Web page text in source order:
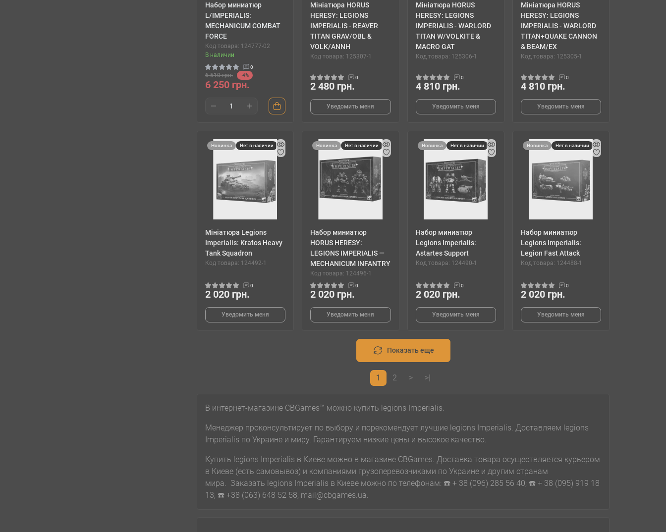
Набор миниатюр
L/IMPERIALIS:
MECHANICUM COMBAT
FORCE
Код товара: 124777-02
В наличии
0
6 510 грн. -4%
6 250 грн.
Мініатюра HORUS
HERESY: LEGIONS
IMPERIALIS - REAVER
TITAN GRAV/OBL &
VOLK/ANNH
Код товара: 125307-1
0
2 480 грн.
Уведомить меня
Мініатюра HORUS
HERESY: LEGIONS
IMPERIALIS - WARLORD
TITAN W/VOLKITE &
MACRO GAT
Код товара: 125306-1
0
4 810 грн.
Уведомить меня
Мініатюра HORUS
HERESY: LEGIONS
IMPERIALIS - WARLORD
TITAN+QUAKE CANNON
& BEAM/EX
Код товара: 125305-1
0
4 810 грн.
Уведомить меня
Новинка Нет в наличии
Мініатюра Legions
Imperialis: Kratos Heavy
Tank Squadron
Код товара: 124492-1
0
2 020 грн.
Уведомить меня
Новинка Нет в наличии
Набор миниатюр
HORUS HERESY:
LEGIONS IMPERIALIS —
MECHANICUM INFANTRY
Код товара: 124496-1
0
2 020 грн.
Уведомить меня
Новинка Нет в наличии
Набор миниатюр
Legions Imperialis:
Astartes Support
Код товара: 124490-1
0
2 020 грн.
Уведомить меня
Новинка Нет в наличии
Набор миниатюр
Legions Imperialis:
Legion Fast Attack
Код товара: 124488-1
0
2 020 грн.
Уведомить меня
Показать еще
1 2 > >|
В интернет-магазине CBGames™ можно купить legions Imperialis.
Менеджер проконсультирует по выбору и порекомендует лучшие legions Imperialis. Доставляем legions
Imperialis по Украине и миру. Гарантируем низкие цены и высокое качество.
Купить legions Imperialis в Киеве можно в магазине CBGames. Доставка товара осуществляется курьером
в Киеве (есть самовывоз) и компаниями грузоперевозчиками по Украине и другим странам
мира. Заказать legions Imperialis в Киеве можно по телефонам: ☎️ + 38 (096) 285 56 40; ☎️ + 38 (095) 919 18
13; ☎️ +38 (063) 648 52 58; mail@cbgames.ua.